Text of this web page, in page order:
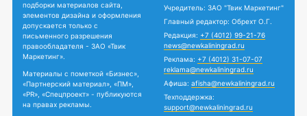
подборки материалов сайта,
элементов дизайна и оформления
допускается только с
письменного разрешения
правообладателя - ЗАО «Твик
Маркетинг».
Материалы с пометкой «Бизнес»,
«Партнерский материал», «ПМ»,
«PR», «Спецпроект» - публикуются
на правах рекламы.
Учредитель: ЗАО "Твик Маркетинг"
Главный редактор: Обрехт О.Г.
Редакция: +7 (4012) 99-21-76
news@newkaliningrad.ru
Реклама: +7 (4012) 31-07-07
reklama@newkaliningrad.ru
Афиша: afisha@newkaliningrad.ru
Техподдержка:
support@newkaliningrad.ru